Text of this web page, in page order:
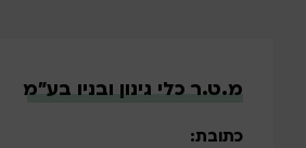
מ.ט.ר כלי גינון ובניו בע”מ
כתובת: